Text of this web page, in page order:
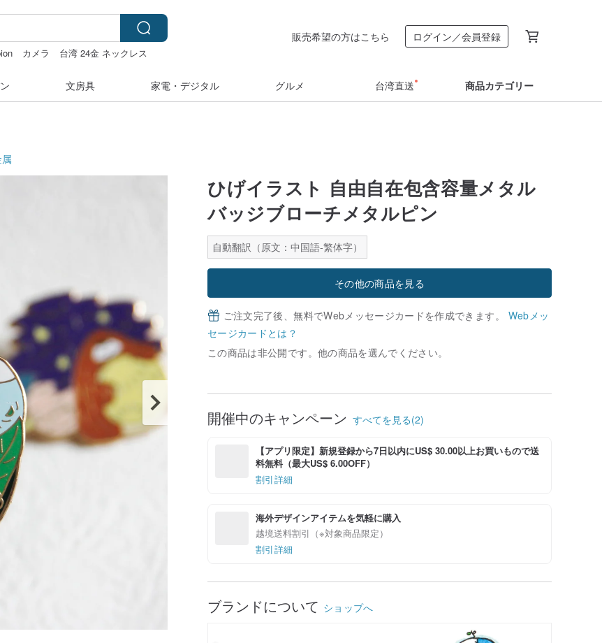
カメラ
台湾 24金 ネックレス
販売希望の方はこちら ログイン／会員登録
文房具 家電・デジタル グルメ 台湾直送 商品カテゴリー
ひげイラスト 自由自在包含容量メタル
バッジブローチメタルピン
自動翻訳（原文：中国語-繁体字）
その他の商品を見る
ご注文完了後、無料でWebメッセージカードを作成できます。 Webメッ
セージカードとは？
この商品は非公開です。他の商品を選んでください。
開催中のキャンペーン すべてを見る(2)
【アプリ限定】新規登録から7日以内にUS$ 30.00以上お買いもので送
料無料（最大US$ 6.00OFF）
割引詳細
海外デザインアイテムを気軽に購入
越境送料割引（※対象商品限定）
割引詳細
ブランドについて ショップへ